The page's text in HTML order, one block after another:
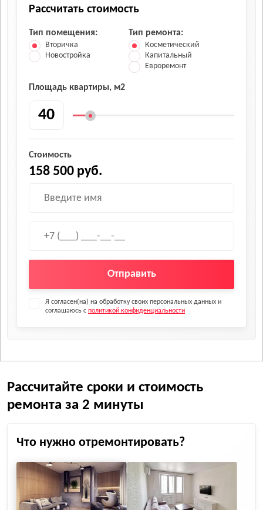
Рассчитать стоимость
Тип помещения:
Вторичка
Новостройка
Тип ремонта:
Косметический
Капитальный
Евроремонт
Площадь квартиры, м2
Стоимость
158 500 руб.
Отправить
Я согласен(на) на обработку своих персональных данных и
соглашаюсь с политикой конфиденциальности
Рассчитайте сроки и стоимость
ремонта за 2 минуты
Что нужно отремонтировать?